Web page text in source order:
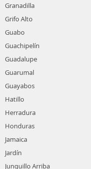
Granadilla
Grifo Alto
Guabo
Guachipelín
Guadalupe
Guarumal
Guayabos
Hatillo
Herradura
Honduras
Jamaica
Jardín
Junquillo Arriba